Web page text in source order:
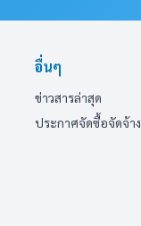
อื่นๆ
ข่าวสารล่าสุด
ประกาศจัดซื้อจัดจ้าง